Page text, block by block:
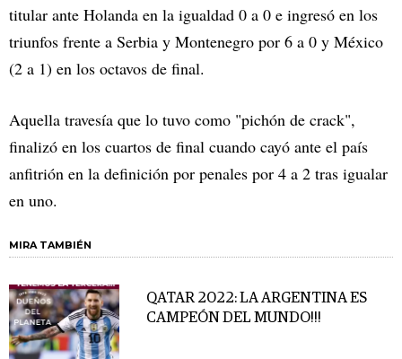
titular ante Holanda en la igualdad 0 a 0 e ingresó en los
triunfos frente a Serbia y Montenegro por 6 a 0 y México
(2 a 1) en los octavos de final.
Aquella travesía que lo tuvo como "pichón de crack",
finalizó en los cuartos de final cuando cayó ante el país
anfitrión en la definición por penales por 4 a 2 tras igualar
en uno.
MIRA TAMBIÉN
QATAR 2022: LA ARGENTINA ES
CAMPEÓN DEL MUNDO!!!